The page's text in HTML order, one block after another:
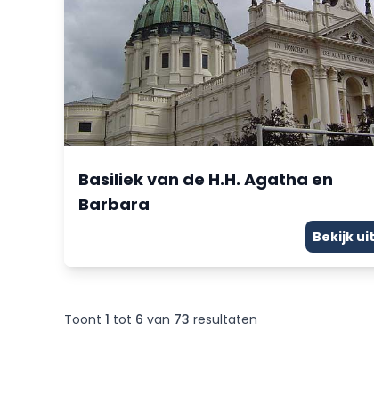
Basiliek van de H.H. Agatha en
Barbara
Bekijk
Toont 1 tot 6 van 73 resultaten